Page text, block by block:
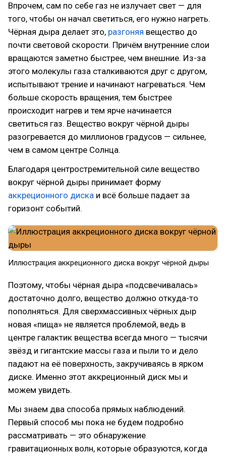
Впрочем, сам по себе газ не излучает свет — для
того, чтобы он начал светиться, его нужно нагреть.
Чёрная дыра делает это, разгоняя вещество до
почти световой скорости. Причём внутренние слои
вращаются заметно быстрее, чем внешние. Из-за
этого молекулы газа сталкиваются друг с другом,
испытывают трение и начинают нагреваться. Чем
больше скорость вращения, тем быстрее
происходит нагрев и тем ярче начинается
светиться газ. Вещество вокруг чёрной дыры
разогревается до миллионов градусов — сильнее,
чем в самом центре Солнца.
Благодаря центростремительной силе вещество
вокруг чёрной дыры принимает форму
аккреционного диска и всё больше падает за
горизонт событий.
Иллюстрация аккреционного диска вокруг чёрной дыры
Поэтому, чтобы чёрная дыра «подсвечивалась»
достаточно долго, вещество должно откуда-то
пополняться. Для сверхмассивных чёрных дыр
новая «пища» не является проблемой, ведь в
центре галактик вещества всегда много — тысячи
звёзд и гигантские массы газа и пыли то и дело
падают на её поверхность, закручиваясь в ярком
диске. Именно этот аккреционный диск мы и
можем увидеть.
Мы знаем два способа прямых наблюдений.
Первый способ мы пока не будем подробно
рассматривать — это обнаружение
гравитационных волн, которые образуются, когда